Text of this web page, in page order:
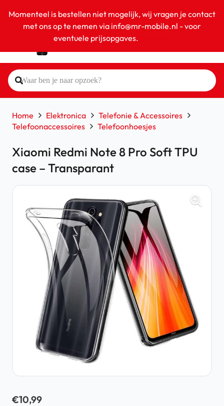
Momenteel is bestellen niet mogelijk, wij vragen je contact
met ons op te nemen via info@mr-mobile.nl - voor
eventuele prijsopgaves.
Home Elektronica
Telefonie & Accessoires
Telefoonaccessoires
Telefoonhoesjes
Xiaomi Redmi Note 8 Pro Soft TPU
case – Transparant
€10,99